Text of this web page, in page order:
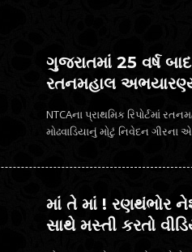
ગુજરાતમાં 25 વર્ષ
રતનમહાલ
NTCAના પ્રાથમિક રિપોર્ટમાં
માં તે માં ! રણથંભોર
સાથે મસ્તી કરતો